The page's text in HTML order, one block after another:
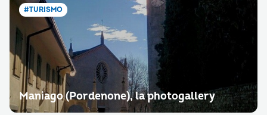
#TURISMO
Maniago (Pordenone), la photogallery